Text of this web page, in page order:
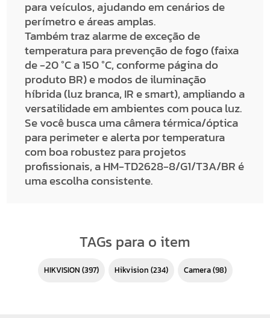
para veículos, ajudando em cenários de
perímetro e áreas amplas.
Também traz alarme de exceção de
temperatura para prevenção de fogo (faixa
de -20 °C a 150 °C, conforme página do
produto BR) e modos de iluminação
híbrida (luz branca, IR e smart), ampliando a
versatilidade em ambientes com pouca luz.
Se você busca uma câmera térmica/óptica
para perimeter e alerta por temperatura
com boa robustez para projetos
profissionais, a HM-TD2628-8/G1/T3A/BR é
uma escolha consistente.
TAGs para o item
HIKVISION (397) hikvision (234) camera(98)